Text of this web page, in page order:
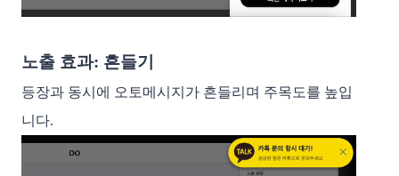
노출 효과: 흔들기
등장과 동시에 오토메시지가 흔들리며 주목도를 높입
니다.